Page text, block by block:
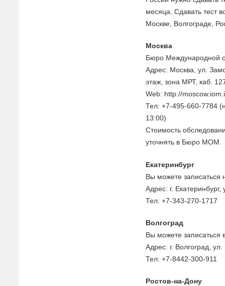
месяца. Сдавать тест
Москве, Волгограде,
Москва
Бюро Международной
Адрес: Москва, ул.
этаж, зона МРТ, каб.
Web: http://
Тел: +7-495-660-7784
13:00)
Стоимость
уточнять в Бюро МОМ.
Екатеринбург
Вы можете записаться
Адрес: г.
Тел: +7-343-270-1717
Волгоград
Вы можете записаться
Адрес: г. Волгоград, ул.
Тел: +7-8442-300-911
Ростов-на-Дону